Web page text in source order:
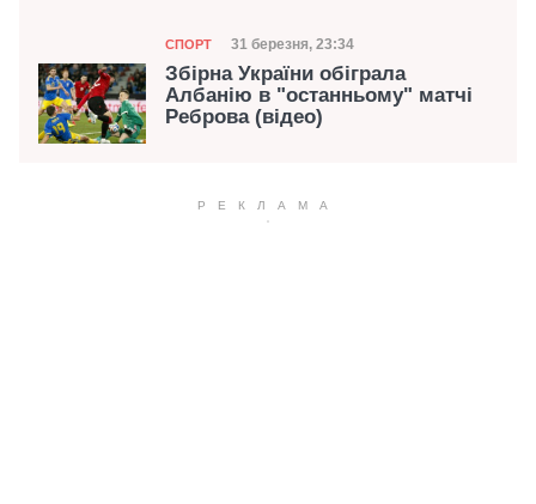
Категорія
СПОРТ Дата публікації
31 березня, 23:34
Збірна України обіграла
Албанію в "останньому" матчі
Реброва (відео)